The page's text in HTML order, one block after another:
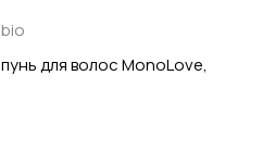
для волос MonoLove,